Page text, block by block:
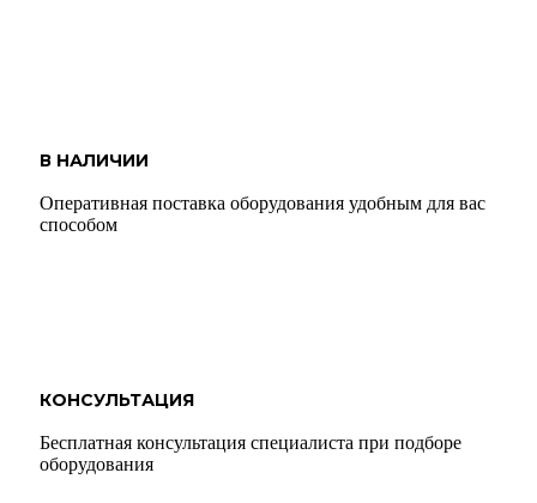
КОНСУЛЬТАЦИЯ
Бесплатная консультация специалиста при подборе
оборудования
В НАЛИЧИИ
Оперативная поставка оборудования удобным для вас
способом